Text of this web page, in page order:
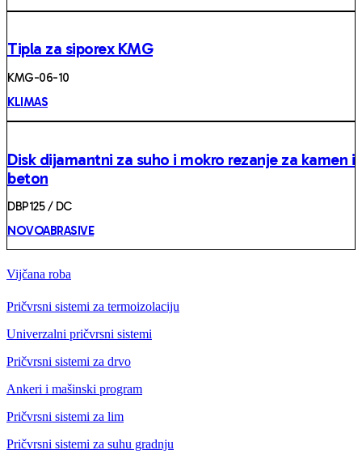
Tipla za siporex KMG
KMG-06-10
KLIMAS
Disk dijamantni za suho i mokro rezanje za kamen i
beton
DBP125 / DC
NOVOABRASIVE
Vijčana roba
Pričvrsni sistemi za termoizolaciju
Univerzalni pričvrsni sistemi
Pričvrsni sistemi za drvo
Ankeri i mašinski program
Pričvrsni sistemi za lim
Pričvrsni sistemi za suhu gradnju